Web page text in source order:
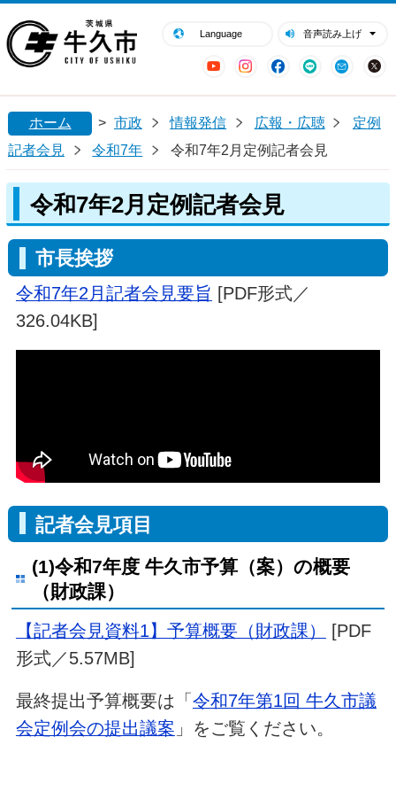
Language 音声読み上げ
YouTubeInstagram
Facebook
LINE Mail
閉じる
ホーム > 市政 情報発信 広報・広聴
定例
記者会見
令和7年 令和7年2月定例記者会見
令和7年2月定例記者会見
市長挨拶
令和7年2月記者会見要旨 [PDF形式／
326.04KB]
記者会見項目
(1)令和7年度 牛久市予算（案）の概要
（財政課）
【記者会見資料1】予算概要（財政課）
[PDF
形式／5.57MB]
最終提出予算概要は「 令和7年第1回 牛久市議
会定例会の提出議案 」をご覧ください。